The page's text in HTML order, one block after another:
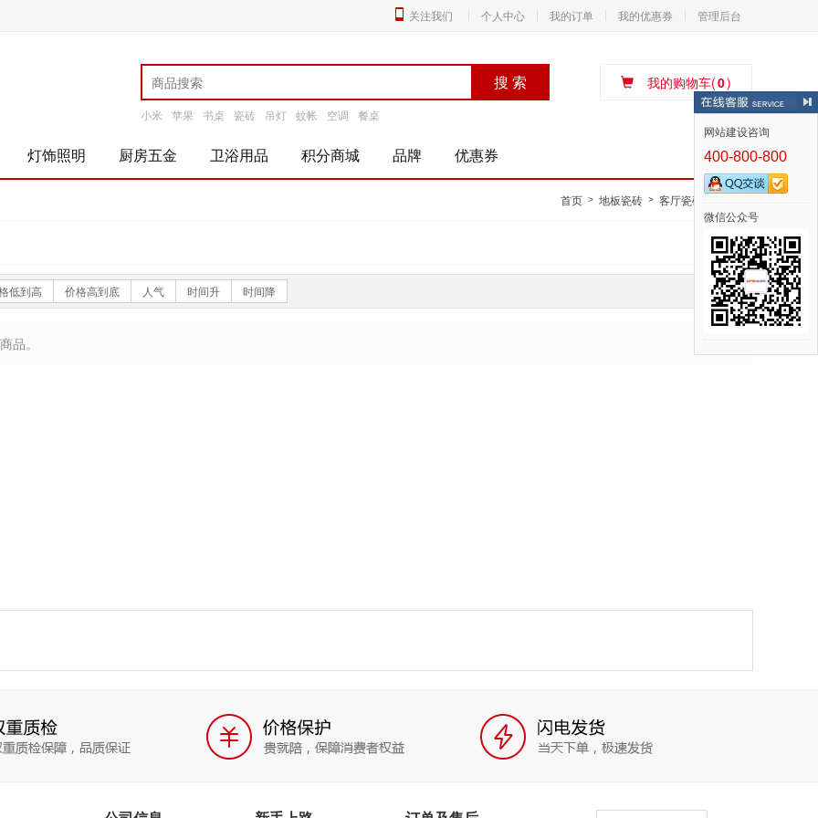
关注我们 个人中心 我的订单 我的优惠券 管理后台
灯饰照明 厨房五金 卫浴用品 积分商城 品牌 优惠券
搜 索
小米 苹果 书桌 瓷砖 吊灯 蚊帐 空调 餐桌
我的购物车(0)
首页 > 地板瓷砖 > 客厅瓷砖
低到高 价格高到底 人气 时间升 时间降
品。
网站建设咨询
400-800-800
微信公众号